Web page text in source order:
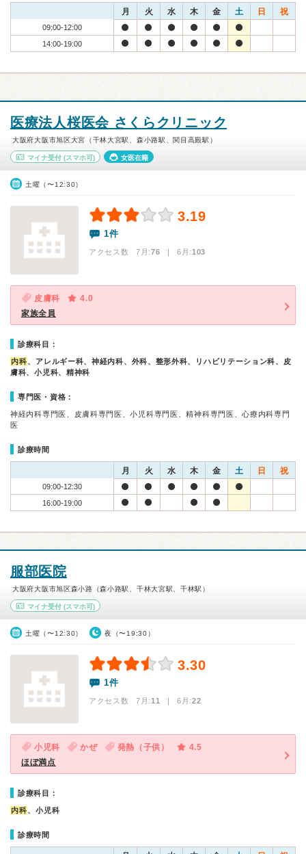
月 火 水 木 金 土 日 祝
09:00-12:00
14:00-19:00
医療法人桜医会 さくらクリニック
大阪府大阪市旭区大宮（千林大宮駅、森小路駅、関目高殿駅）
マイナ受付 (スマホ可) 女医在籍
土曜（〜12:30）
3.19
1件
アクセス数 7月:76 | 6月:103
皮膚科
4.0
家族全員
診療科目：
内科、アレルギー科、神経内科、外科、整形外科、リハビリテーション科、皮
膚科、小児科、精神科
専門医・資格：
神経内科専門医、皮膚科専門医、小児科専門医、精神科専門医、心療内科専門
医
診療時間
月 火 水 木 金 土 日 祝
09:00-12:30
16:00-19:00
服部医院
大阪府大阪市旭区森小路（森小路駅、千林大宮駅、千林駅）
マイナ受付 (スマホ可)
土曜（〜12:30） 夜（〜19:30）
3.30
1件
アクセス数 7月:11 | 6月:22
小児科 かぜ 発熱（子供）
4.5
ほぼ満点
診療科目：
内科、小児科
診療時間